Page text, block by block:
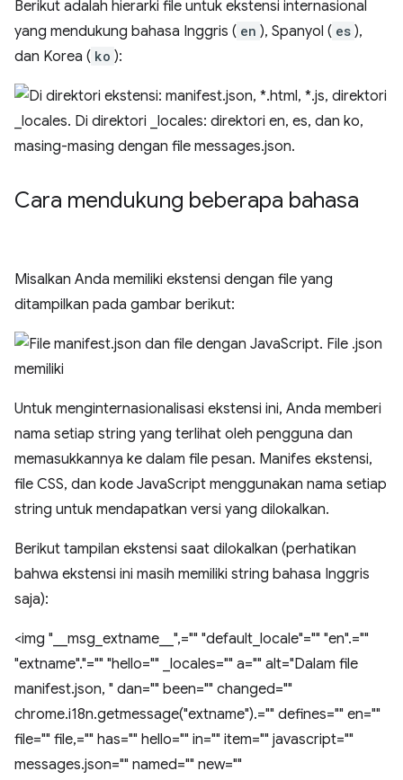
Berikut adalah hierarki file untuk ekstensi internasional
yang mendukung bahasa Inggris ( en ), Spanyol ( es ),
dan Korea ( ko ):
Cara mendukung beberapa bahasa
Misalkan Anda memiliki ekstensi dengan file yang
ditampilkan pada gambar berikut:
Untuk menginternasionalisasi ekstensi ini, Anda memberi
nama setiap string yang terlihat oleh pengguna dan
memasukkannya ke dalam file pesan. Manifes ekstensi,
file CSS, dan kode JavaScript menggunakan nama setiap
string untuk mendapatkan versi yang dilokalkan.
Berikut tampilan ekstensi saat dilokalkan (perhatikan
bahwa ekstensi ini masih memiliki string bahasa Inggris
saja):
<img "__msg_extname__",="" "default_locale"="" "en".=""
"extname"."="" "hello="" _locales="" a="" alt="Dalam file
manifest.json, " dan="" been="" changed=""
chrome.i18n.getmessage("extname").="" defines="" en=""
file="" file,="" has="" hello="" in="" item="" javascript=""
messages.json="" named="" new=""